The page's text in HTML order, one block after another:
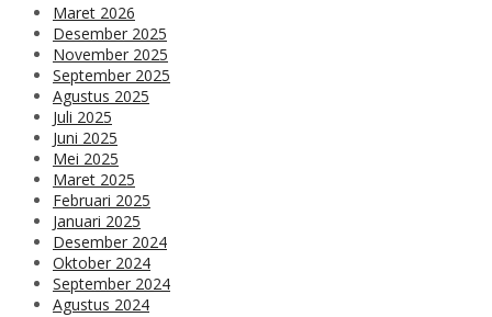
Maret 2026
Desember 2025
November 2025
September 2025
Agustus 2025
Juli 2025
Juni 2025
Mei 2025
Maret 2025
Februari 2025
Januari 2025
Desember 2024
Oktober 2024
September 2024
Agustus 2024